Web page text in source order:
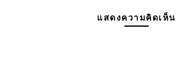
แสดงความคิดเห็น